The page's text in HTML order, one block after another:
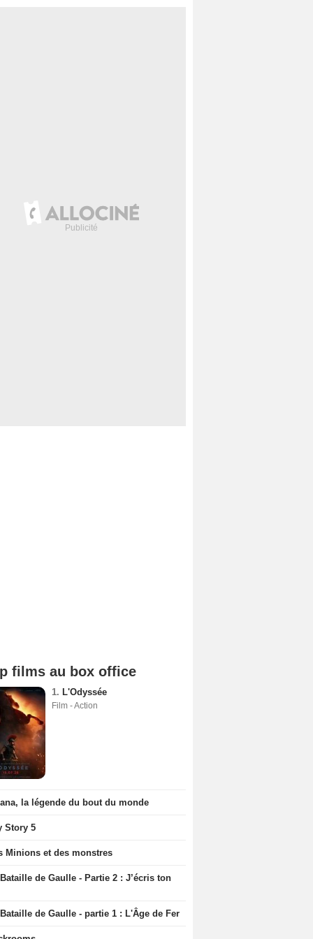
films au box office
1. L'Odyssée
Film - Action
la légende du bout du monde
Story 5
Minions et des monstres
de Gaulle - Partie 2 : J’écris ton
de Gaulle - partie 1 : L'Âge de Fer